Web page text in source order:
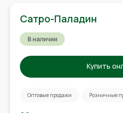
Сатро-Паладин
В наличии
Купить
Оптовые продажи Розничные